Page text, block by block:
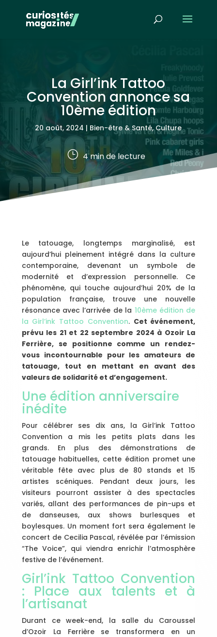
La Girl’ink Tattoo
Convention annonce sa
10ème édition
20 août, 2024 | Bien-être & Santé,Culture
} 4min de lecture
Le tatouage, longtemps marginalisé, est
aujourd’hui pleinement intégré dans la culture
contemporaine, devenant un symbole de
modernité et d’expression personnelle. Ce
phénomène, qui touche aujourd’hui 20% de la
population française, trouve une nouvelle
résonance avec l’arrivée de la 10ème édition de
la Girl’ink Tattoo Convention. Cet événement,
prévu les 21 et 22 septembre 2024 à Ozoir La
Ferrière, se positionne comme un rendez-
vous incontournable pour les amateurs de
tatouage, tout en mettant en avant des
valeurs de solidarité et d’engagement.
Une édition anniversaire
inédite
Pour célébrer ses dix ans, la Girl’ink Tattoo
Convention a mis les petits plats dans les
grands. En plus des démonstrations de
tatouage habituelles, cette édition promet une
véritable fête avec plus de 80 stands et 15
artistes scéniques. Pendant deux jours, les
visiteurs pourront assister à des spectacles
variés, allant des performances de pin-ups et
de danseuses, aux shows burlesques et
boylesques. Un moment fort sera également le
concert de Cecilia Pascal, révélée par l’émission
“The Voice”, qui viendra enrichir l’atmosphère
festive de l’événement.
Girl’ink Tattoo Convention
: Place aux talents et à
l’artisanat
Durant ce week-end, la salle du Caroussel
d’Ozoir La Ferrière se transformera en un